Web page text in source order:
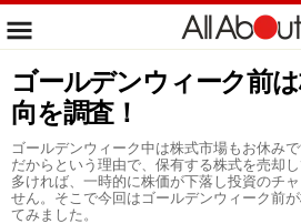
ゴールデンウィーク前
向を調査！
ゴールデンウィーク中は株式市場もお休み
だからという理由で、保有する株式を売却
多ければ、一時的に株価が下落し投資のチ
せん。そこで今回はゴールデンウィーク前
てみました。